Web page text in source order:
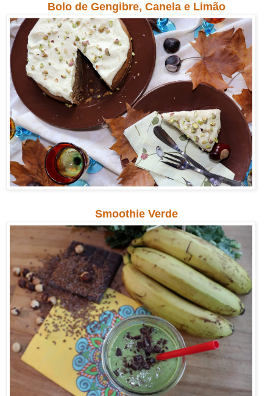
Bolo de Gengibre, Canela e Limão
Smoothie Verde